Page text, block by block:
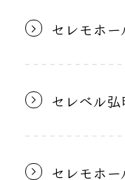
セレモホ
セレベル
セレモホ